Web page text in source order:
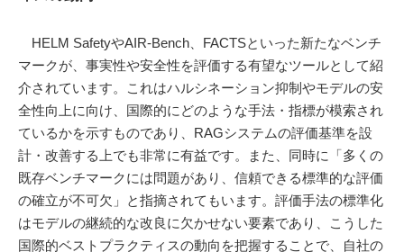
HELM SafetyやAIR-Bench、FACTSといった新たなベンチ
マークが、事実性や安全性を評価する有望なツールとして紹
介されています。これはハルシネーション抑制やモデルの安
全性向上に向け、国際的にどのような手法・指標が模索され
ているかを示すものであり、RAGシステムの評価基準を設
計・改善する上でも非常に有益です。また、同時に「多くの
既存ベンチマークには問題があり、信頼できる標準的な評価
の確立が不可欠」と指摘されてもいます。評価手法の標準化
はモデルの継続的な改良に欠かせない要素であり、こうした
国際的ベストプラクティスの動向を把握することで、自社の